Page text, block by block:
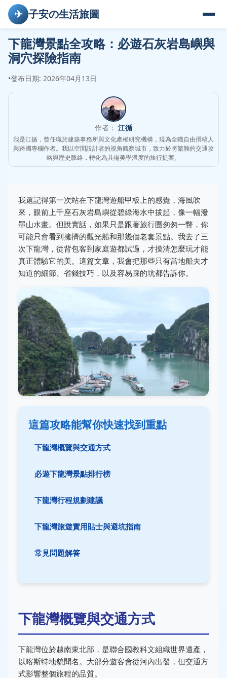
✈ 子安の生活旅圖
下龍灣景點全攻略：必遊石灰岩島嶼與
洞穴探險指南
•發布日期: 2026年04月13日
作者： 江循
我是江循，曾任職於建築事務所與文化產權研究機構，現為全職自由撰稿人
與跨國專欄作者。我以空間設計者的視角觀察城市，致力於將繁雜的交通攻
略與歷史脈絡，轉化為具備美學溫度的旅行提案。
我還記得第一次站在下龍灣遊船甲板上的感覺，海風吹
來，眼前上千座石灰岩島嶼從碧綠海水中拔起，像一幅潑
墨山水畫。但說實話，如果只是跟著旅行團匆匆一瞥，你
可能只會看到擁擠的觀光船和那幾個老套景點。我去了三
次下龍灣，從背包客到家庭遊都試過，才摸清怎麼玩才能
真正體驗它的美。這篇文章，我會把那些只有當地船夫才
知道的細節、省錢技巧，以及容易踩的坑都告訴你。
這篇攻略能幫你快速找到重點
下龍灣概覽與交通方式
必遊下龍灣景點排行榜
下龍灣行程規劃建議
下龍灣旅遊實用貼士與避坑指南
常見問題解答
下龍灣概覽與交通方式
下龍灣位於越南東北部，是聯合國教科文組織世界遺產，
以喀斯特地貌聞名。大部分遊客會從河內出發，但交通方
式影響整個旅程的品質。